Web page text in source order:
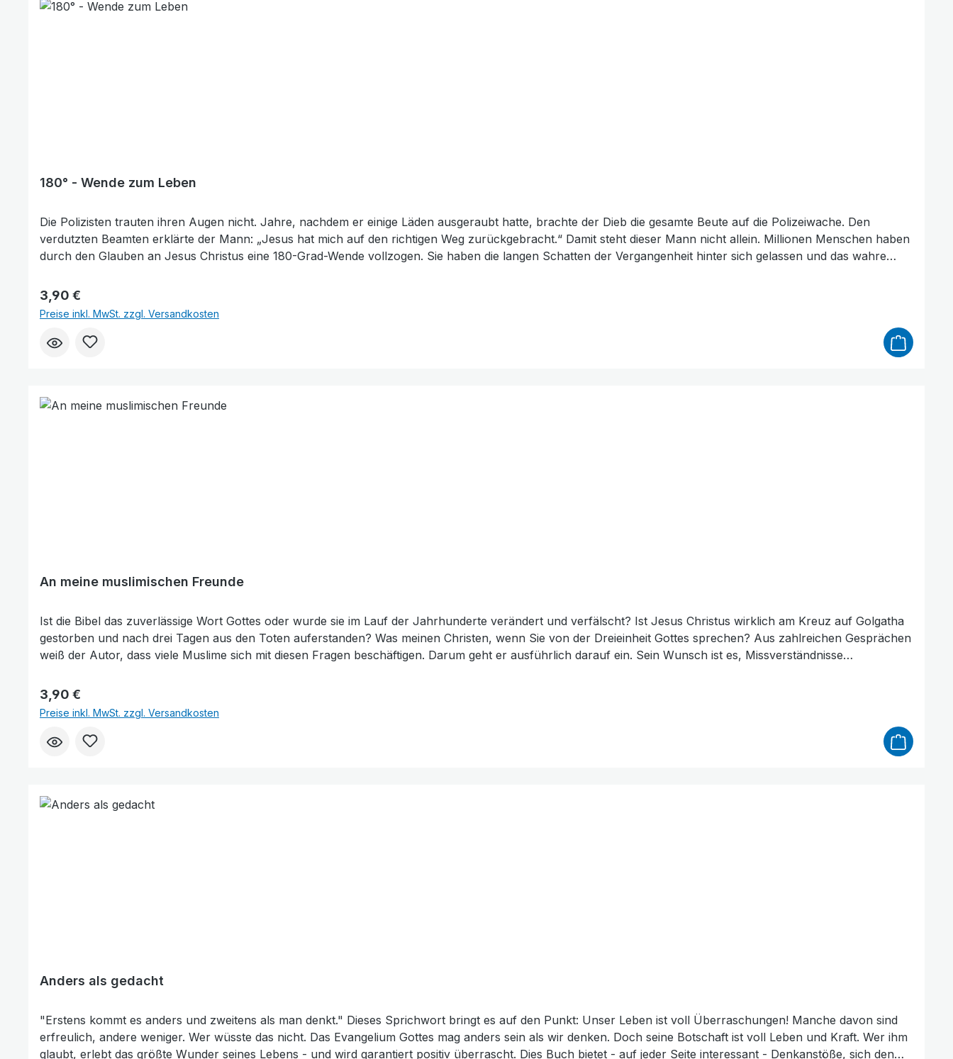
180° - Wende zum Leben
Die Polizisten trauten ihren Augen nicht. Jahre, nachdem er einige Läden ausgeraubt hatte, brachte der Dieb die gesamte Beute auf die Polizeiwache. Den
verdutzten Beamten erklärte der Mann: „Jesus hat mich auf den richtigen Weg zurückgebracht.“ Damit steht dieser Mann nicht allein. Millionen Menschen haben
durch den Glauben an Jesus Christus eine 180-Grad-Wende vollzogen. Sie haben die langen Schatten der Vergangenheit hinter sich gelassen und das wahre
geht um einen okkulten Esoteriker, einen Schwerkriminellen, einen Christenverfolger, einen Rock’n’Roll-Musiker, ein Nachtclub-Girl und weitere interessante
Menschen. Erfahre mehr darüber, wie es bei ihnen zur Wende gekommen ist – und wie jeder sie erleben kann.
Regulärer Preis:
3,90 €
Preise inkl. MwSt. zzgl. Versandkosten
An meine muslimischen Freunde
Ist die Bibel das zuverlässige Wort Gottes oder wurde sie im Lauf der Jahrhunderte verändert und verfälscht? Ist Jesus Christus wirklich am Kreuz auf Golgatha
gestorben und nach drei Tagen aus den Toten auferstanden? Was meinen Christen, wenn Sie von der Dreieinheit Gottes sprechen? Aus zahlreichen Gesprächen
weiß der Autor, dass viele Muslime sich mit diesen Fragen beschäftigen. Darum geht er ausführlich darauf ein. Sein Wunsch ist es, Missverständnisse
Regulärer Preis:
3,90 €
Preise inkl. MwSt. zzgl. Versandkosten
Anders als gedacht
"Erstens kommt es anders und zweitens als man denkt." Dieses Sprichwort bringt es auf den Punkt: Unser Leben ist voll Überraschungen! Manche davon sind
erfreulich, andere weniger. Wer wüsste das nicht. Das Evangelium Gottes mag anders sein als wir denken. Doch seine Botschaft ist voll Leben und Kraft. Wer ihm
glaubt, erlebt das größte Wunder seines Lebens - und wird garantiert positiv überrascht. Dies Buch bietet - auf jeder Seite interessant - Denkanstöße, sich den